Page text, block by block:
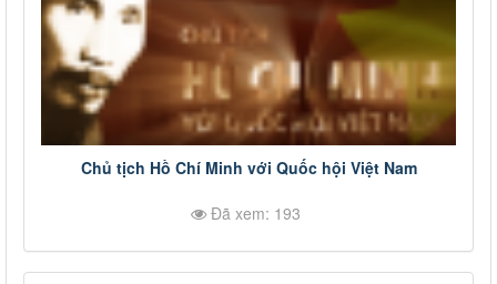
Chủ tịch Hồ Chí Minh với Quốc hội Việt Nam
Đã xem: 193